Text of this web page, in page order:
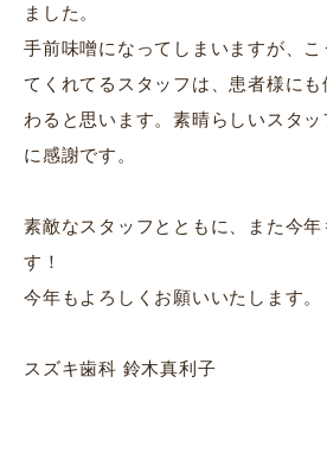
ました。
手前味噌になってしまいますが、
てくれてるスタッフは、患者様に
わると思います。素晴らしいスタッ
に感謝です。
素敵なスタッフとともに、また今年
す！
今年もよろしくお願いいたします。
スズキ歯科 鈴木真利子